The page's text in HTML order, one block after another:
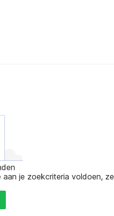
aan je zoekcriteria voldoen,